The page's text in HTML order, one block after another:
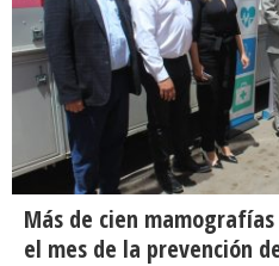
Más de cien
el mes de la prevención